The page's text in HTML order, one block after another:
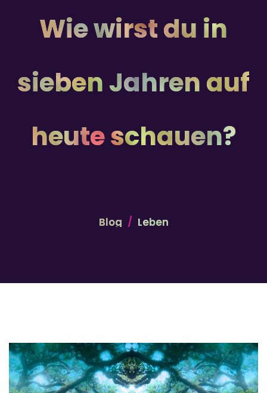
Wie wirst du in
sieben Jahren auf
heute schauen?
Blog Leben